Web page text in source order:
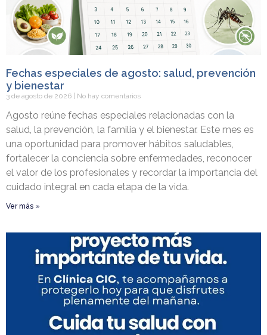
Fechas especiales de agosto: salud, prevención
y bienestar
3 de agosto de 2026 No hay comentarios
Agosto reúne fechas especiales relacionadas con la
salud, la prevención, la familia y el bienestar. Este mes es
una oportunidad para promover hábitos saludables,
fortalecer la conciencia sobre enfermedades, reconocer
el valor de los profesionales y recordar la importancia del
cuidado integral en cada etapa de la vida.
Ver más »